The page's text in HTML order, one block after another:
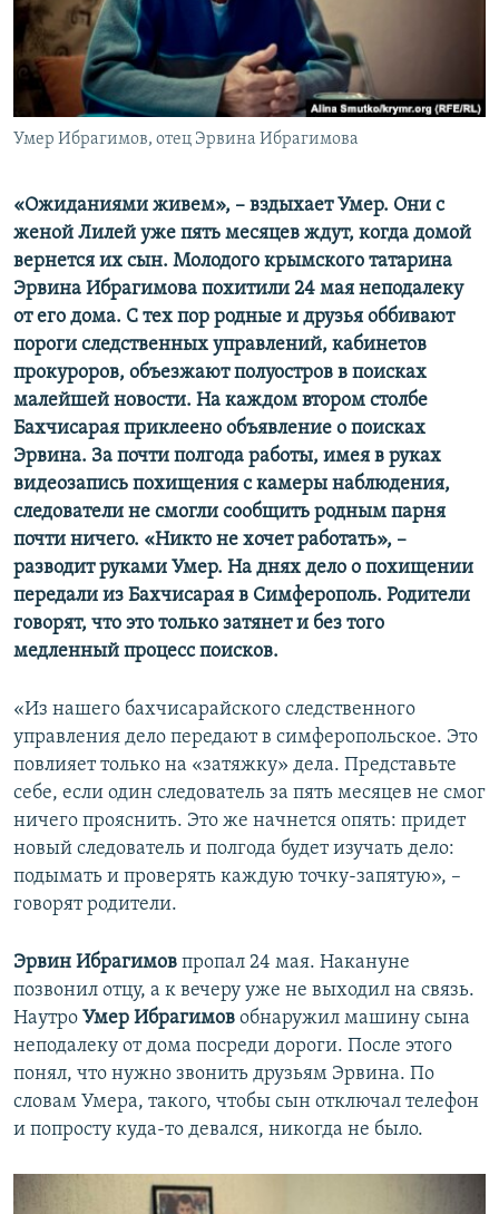
ПОБЕДИТЕЛЕЙ НЕ СУДЯТ?
КРЫМ.НЕПОКОРЕННЫЙ
ELIFBE
УКРАИНСКАЯ ПРОБЛЕМА КРЫМА
ПРИСОЕДИНЯЙТЕСЬ!
Умер Ибрагимов, отец Эрвина Ибрагимова
«Ожиданиями живем», – вздыхает Умер. Они с
женой Лилей уже пять месяцев ждут, когда домой
вернется их сын. Молодого крымского татарина
Эрвина Ибрагимова похитили 24 мая неподалеку
от его дома. С тех пор родные и друзья оббивают
пороги следственных управлений, кабинетов
прокуроров, объезжают полуостров в поисках
малейшей новости. На каждом втором столбе
Бахчисарая приклеено объявление о поисках
Эрвина. За почти полгода работы, имея в руках
видеозапись похищения с камеры наблюдения,
следователи не смогли сообщить родным парня
почти ничего. «Никто не хочет работать», –
разводит руками Умер. На днях дело о похищении
передали из Бахчисарая в Симферополь. Родители
говорят, что это только затянет и без того
медленный процесс поисков.
«Из нашего бахчисарайского следственного
управления дело передают в симферопольское. Это
повлияет только на «затяжку» дела. Представьте
себе, если один следователь за пять месяцев не смог
ничего прояснить. Это же начнется опять: придет
новый следователь и полгода будет изучать дело:
подымать и проверять каждую точку-запятую», –
говорят родители.
Эрвин Ибрагимов пропал 24 мая. Накануне
позвонил отцу, а к вечеру уже не выходил на связь.
Наутро Умер Ибрагимов обнаружил машину сына
неподалеку от дома посреди дороги. После этого
понял, что нужно звонить друзьям Эрвина. По
словам Умера, такого, чтобы сын отключал телефон
и попросту куда-то девался, никогда не было.